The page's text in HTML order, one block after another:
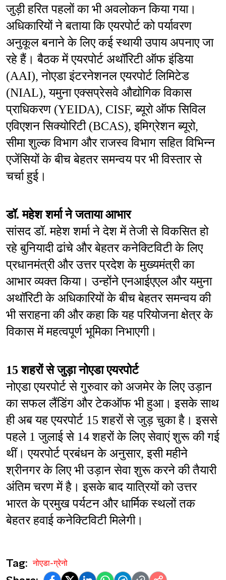
जुड़ी हरित पहलों का भी अवलोकन किया गया।
अधिकारियों ने बताया कि एयरपोर्ट को पर्यावरण
अनुकूल बनाने के लिए कई स्थायी उपाय अपनाए जा
रहे हैं। बैठक में एयरपोर्ट अथॉरिटी ऑफ इंडिया
(AAI), नोएडा इंटरनेशनल एयरपोर्ट लिमिटेड
(NIAL), यमुना एक्सप्रेसवे औद्योगिक विकास
प्राधिकरण (YEIDA), CISF, ब्यूरो ऑफ सिविल
एविएशन सिक्योरिटी (BCAS), इमिग्रेशन ब्यूरो,
सीमा शुल्क विभाग और राजस्व विभाग सहित विभिन्न
एजेंसियों के बीच बेहतर समन्वय पर भी विस्तार से
चर्चा हुई।
डॉ. महेश शर्मा ने जताया आभार
सांसद डॉ. महेश शर्मा ने देश में तेजी से विकसित हो
रहे बुनियादी ढांचे और बेहतर कनेक्टिविटी के लिए
प्रधानमंत्री और उत्तर प्रदेश के मुख्यमंत्री का
आभार व्यक्त किया। उन्होंने एनआईएएल और यमुना
अथॉरिटी के अधिकारियों के बीच बेहतर समन्वय की
भी सराहना की और कहा कि यह परियोजना क्षेत्र के
विकास में महत्वपूर्ण भूमिका निभाएगी।
15 शहरों से जुड़ा नोएडा एयरपोर्ट
नोएडा एयरपोर्ट से गुरुवार को अजमेर के लिए उड़ान
का सफल लैंडिंग और टेकऑफ भी हुआ। इसके साथ
ही अब यह एयरपोर्ट 15 शहरों से जुड़ चुका है। इससे
पहले 1 जुलाई से 14 शहरों के लिए सेवाएं शुरू की गई
थीं। एयरपोर्ट प्रबंधन के अनुसार, इसी महीने
श्रीनगर के लिए भी उड़ान सेवा शुरू करने की तैयारी
अंतिम चरण में है। इसके बाद यात्रियों को उत्तर
भारत के प्रमुख पर्यटन और धार्मिक स्थलों तक
बेहतर हवाई कनेक्टिविटी मिलेगी।
Tag: नोएडा-ग्रेनो